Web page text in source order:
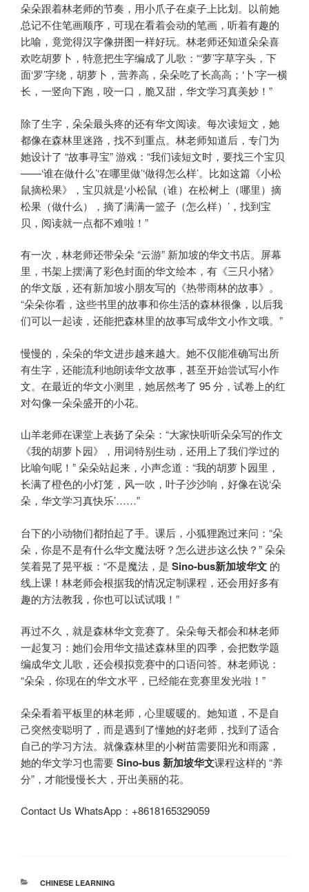
朵朵跟着林老师的节奏，用小爪子在桌子上比划。以前她
总记不住笔画顺序，可现在看着会动的笔画，听着有趣的
比喻，竟觉得汉字像拼图一样好玩。林老师还知道朵朵喜
欢吃胡萝卜，特意把生字编成了儿歌：“‘萝’字草字头，下
面‘罗’字绕，胡萝卜，营养高，朵朵吃了长高高；‘卜’字一横
长，一竖向下跑，咬一口，脆又甜，华文学习真美妙！”
除了生字，朵朵最头疼的还有华文阅读。每次读短文，她
都像在森林里迷路，找不到重点。林老师知道后，专门为
她设计了 “故事寻宝” 游戏：“我们读短文时，要找三个宝贝
——‘谁在做什么’‘在哪里做’‘做得怎么样’。比如这篇《小松
鼠摘松果》，宝贝就是‘小松鼠（谁）在松树上（哪里）摘
松果（做什么），摘了满满一篮子（怎么样）’，找到宝
贝，阅读就一点都不难啦！”
有一次，林老师还带朵朵 “云游” 新加坡的华文书店。屏幕
里，书架上摆满了彩色封面的华文绘本，有《三只小猪》
的华文版，还有新加坡小朋友写的《热带雨林的故事》。
“朵朵你看，这些书里的故事和你生活的森林很像，以后我
们可以一起读，还能把森林里的故事写成华文小作文哦。”
慢慢的，朵朵的华文进步越来越大。她不仅能准确写出所
有生字，还能流利地朗读华文故事，甚至开始尝试写小作
文。在最近的华文小测里，她居然考了 95 分，试卷上的红
对勾像一朵朵盛开的小花。
山羊老师在课堂上表扬了朵朵：“大家快听听朵朵写的作文
《我的胡萝卜园》，用词特别生动，还用上了我们学过的
比喻句呢！” 朵朵站起来，小声念道：“我的胡萝卜园里，
长满了橙色的小灯笼，风一吹，叶子沙沙响，好像在说‘朵
朵，华文学习真快乐’……”
台下的小动物们都拍起了手。课后，小狐狸跑过来问：“朵
朵，你是不是有什么华文魔法呀？怎么进步这么快？” 朵朵
笑着晃了晃平板：“不是魔法，是 Sino-bus新加坡华文 的
线上课！林老师会根据我的情况定制课程，还会用好多有
趣的方法教我，你也可以试试哦！”
再过不久，就是森林华文竞赛了。朵朵每天都会和林老师
一起复习：她们会用华文描述森林里的四季，会把数学题
编成华文儿歌，还会模拟竞赛中的口语问答。林老师说：
“朵朵，你现在的华文水平，已经能在竞赛里发光啦！”
朵朵看着平板里的林老师，心里暖暖的。她知道，不是自
己突然变聪明了，而是遇到了懂她的好老师，找到了适合
自己的学习方法。就像森林里的小树苗需要阳光和雨露，
她的华文学习也需要Sino-bus新加坡华文课程这样的 “养
分”，才能慢慢长大，开出美丽的花。
Contact Us WhatsApp：+8618165329059
分
CHINESE LEARNING